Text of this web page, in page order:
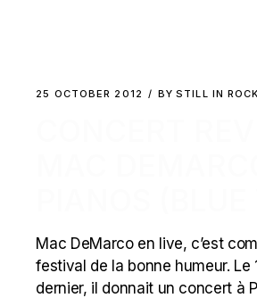
25 OCTOBER 2012 BY STILL IN ROCK
Mac DeMarco en live, c’est
festival de la bonne humeur. Le
dernier, il donnait un concert à